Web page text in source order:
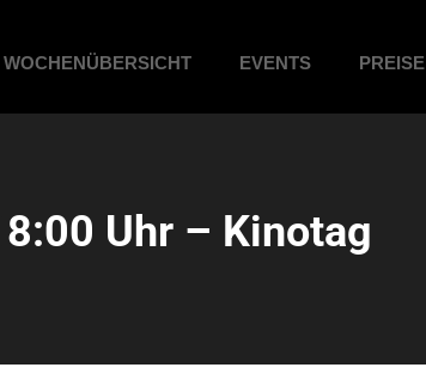
WOCHENÜBERSICHT EVENTS PREISE
Uhr – Kinotag